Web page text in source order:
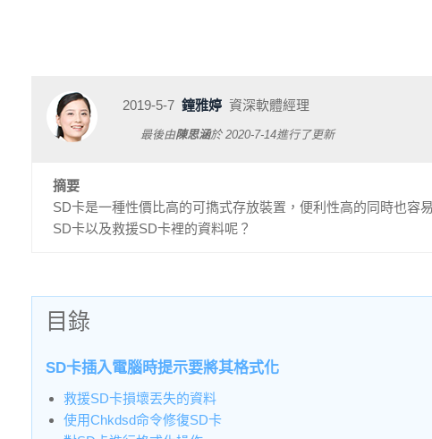
2019-5-7 鐘雅婷 資深軟體經理
最後由陳思涵於2020-7-14進行了更新
摘要
SD卡是一種性價比高的可擕式存放裝置，便利性高的同時也容
SD卡以及救援SD卡裡的資料呢？
目錄
SD卡插入電腦時提示要將其格式化
救援SD卡損壞丟失的資料
使用Chkdsd命令修復SD卡